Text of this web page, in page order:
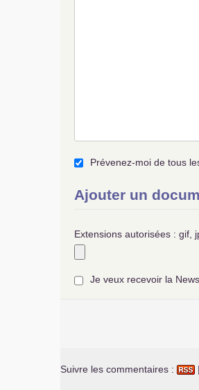
Prévenez-moi de tous
Ajouter un
Extensions autorisées : gif,
Je veux recevoir la
Suivre les commentaires : |